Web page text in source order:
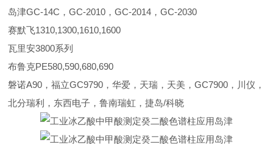
岛津GC-14C，GC-2010，GC-2014，GC-2030
赛默飞1310,1300,1610,1600
瓦里安3800系列
布鲁克PE580,590,680,690
磐诺A90，福立GC9790，华爱，天瑞，天美，GC7900，川仪，
北分瑞利，东西电子，鲁南瑞虹，捷岛/科晓